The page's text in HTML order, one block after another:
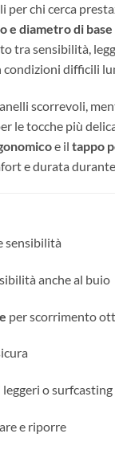
per chi cerca
e diametro di
tra sensibilità,
difficili
scorrevoli,
le tocche più
e il tappo
e durata
sensibilità
anche al buio
per scorrimento
o
e riporre